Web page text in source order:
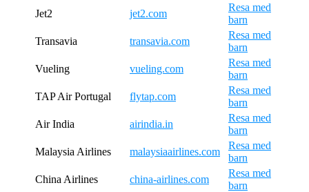
Jet2
jet2.com
Resa med
barn
Transavia
transavia.com
Resa med
barn
Vueling
vueling.com
Resa med
barn
TAP Air Portugal
flytap.com
Resa med
barn
Air India
airindia.in
Resa med
barn
Malaysia Airlines
malaysiaairlines.com
Resa med
barn
China Airlines
china-airlines.com
Resa med
barn